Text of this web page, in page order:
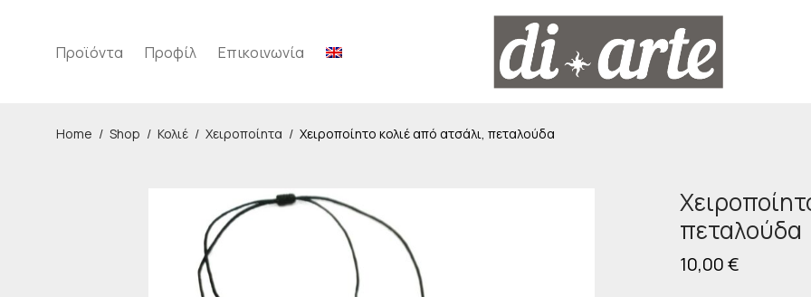
Προϊόντα Προφίλ Επικοινωνία
Home / Shop / Κολιέ / Χειροποίητα / Χειροποίητο κολιέ από ατσάλι, πεταλούδα
πεταλούδα
10,00€